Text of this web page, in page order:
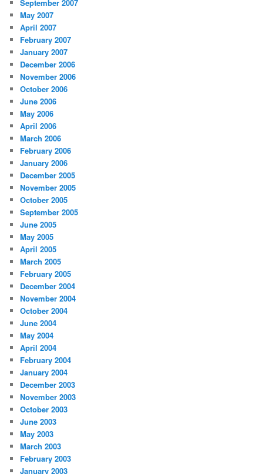
September 2007
May 2007
April 2007
February 2007
January 2007
December 2006
November 2006
October 2006
June 2006
May 2006
April 2006
March 2006
February 2006
January 2006
December 2005
November 2005
October 2005
September 2005
June 2005
May 2005
April 2005
March 2005
February 2005
December 2004
November 2004
October 2004
June 2004
May 2004
April 2004
February 2004
January 2004
December 2003
November 2003
October 2003
June 2003
May 2003
March 2003
February 2003
January 2003